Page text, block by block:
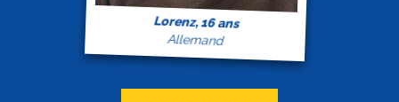
Lorenz, 16 ans
Allemand